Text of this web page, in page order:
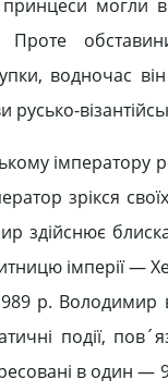
принцеси
Проте
водночас
імператору
зрікся
здійснює
імперії
р. Володимир
події,
в один —